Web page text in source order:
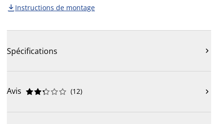
 Instructions de montage
Spécifications 
Avis 




 (12) 